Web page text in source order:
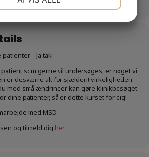
– Ja tak
som gerne vil undersøges, er noget vi
er desværre alt for sjældent virkeligheden.
med små ændringer kan gøre klinikbesøget
dine patienter, så er dette kurset for dig!
med MSD.
og tilmeld dig her